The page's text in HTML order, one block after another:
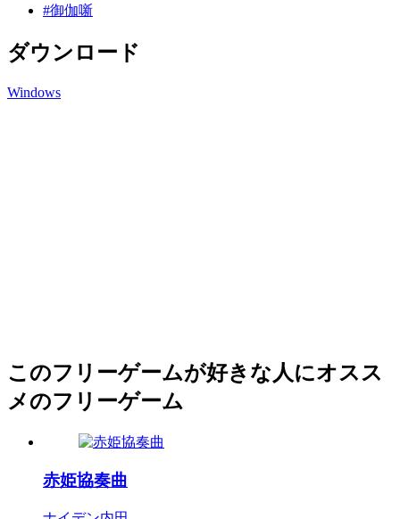
#御伽噺
ダウンロード
Windows
このフリーゲームが好きな人にオスス
メのフリーゲーム
赤姫協奏曲